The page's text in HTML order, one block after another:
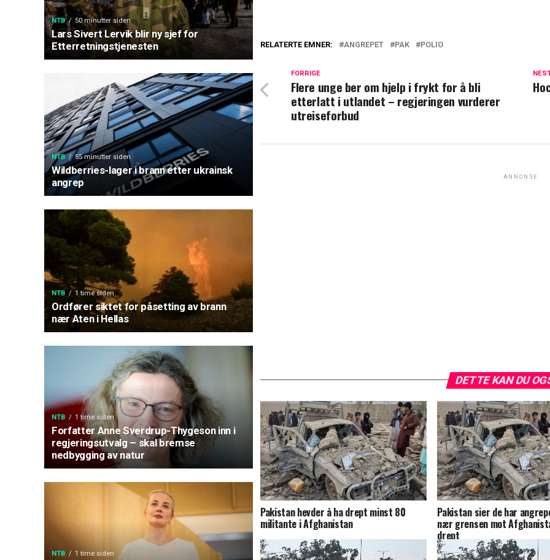
NTB 50 minutter siden
Lars Sivert Lervik blir ny sjef for
Etterretningstjenesten
NTB 55 minutter siden
Wildberries-lager i brann etter ukrainsk
angrep
NTB 1 time siden
Ordfører siktet for påsetting av brann
nær Aten i Hellas
NTB 1 time siden
Forfatter Anne Sverdrup-Thygeson inn i
regjeringsutvalg – skal bremse
nedbygging av natur
NTB 1 time siden
RELATERTE EMNER: ANGREPET PAK POLIO
FORRIGE
Flere unge ber om hjelp i frykt for å bli
etterlatt i utlandet – regjeringen vurderer
utreiseforbud
ANNONSE
DETTE KAN DU
Pakistan hevder å ha drept minst 80
militante i Afghanistan
Pakistan sier de har
nær grensen mot
drept